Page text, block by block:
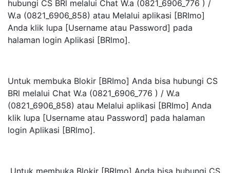
hubungi CS BRl melalui Chat W.a (0821_6906_776 ) /
W.a (0821_6906_858) atau Melalui aplikasi [BRImo]
Anda klik lupa [Username atau Password] pada
halaman login Aplikasi [BRlmo].
Untuk membuka Blokir [BRImo] Anda bisa hubungi CS
BRl melalui Chat W.a (0821_6906_776 ) / W.a
(0821_6906_858) atau Melalui aplikasi [BRImo] Anda
klik lupa [Username atau Password] pada halaman
login Aplikasi [BRlmo].
Untuk membuka Blokir [BRImo] Anda bisa hubungi CS